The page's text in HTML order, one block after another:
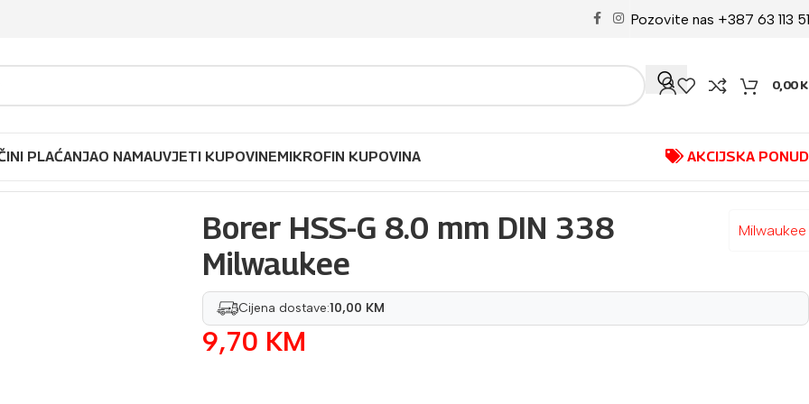
Pozovite nas +387 63 113
0,00
PLAĆANJAO NAMAUVJETI KUPOVINEMIKROFIN KUPOVINA AKCIJSKA
Borer HSS-G 8.0 mm DIN 338
Milwaukee
Milwaukee
Cijena dostave:10,00 KM
9,70 KM